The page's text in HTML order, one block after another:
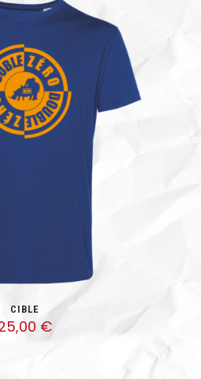
CIBLE
€